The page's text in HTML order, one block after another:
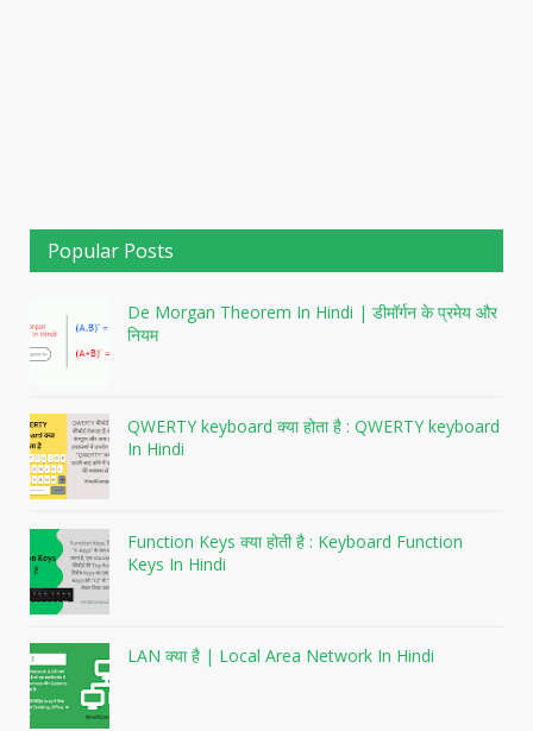
Popular Posts
De Morgan Theorem In Hindi | डीमॉर्गन के प्रमेय और
नियम
QWERTY keyboard क्या होता है : QWERTY keyboard
In Hindi
Function Keys क्या होती है : Keyboard Function
Keys In Hindi
LAN क्या है | Local Area Network In Hindi